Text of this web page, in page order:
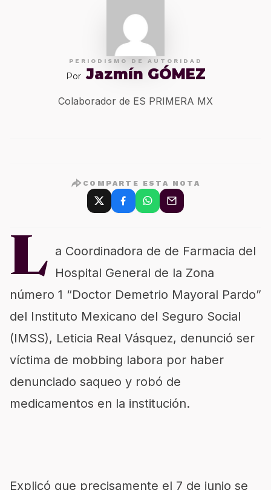
PERIODISMO DE AUTORIDAD
Por Jazmín GÓMEZ
Colaborador de ES PRIMERA MX
COMPARTE ESTA NOTA
L a Coordinadora de de Farmacia del
Hospital General de la Zona
número 1 “Doctor Demetrio Mayoral Pardo”
del Instituto Mexicano del Seguro Social
(IMSS), Leticia Real Vásquez, denunció ser
víctima de mobbing labora por haber
denunciado saqueo y robó de
medicamentos en la institución.
Explicó que precisamente el 7 de junio se